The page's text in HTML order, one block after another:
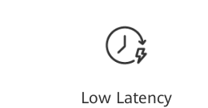
Low Latency